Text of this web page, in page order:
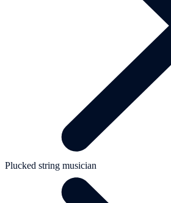
Plucked string musician